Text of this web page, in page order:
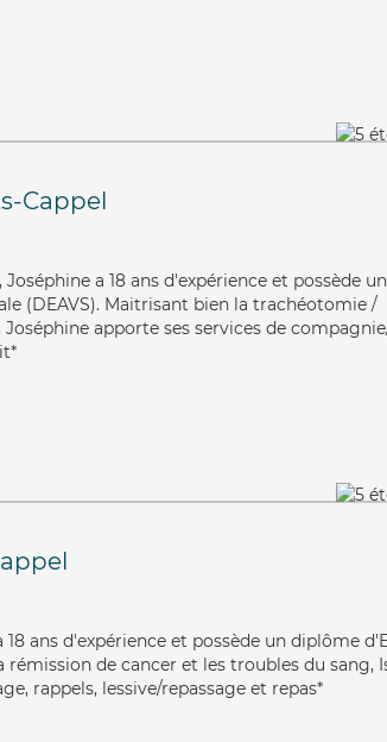
Cappel
a 18 ans d'expérience et possède un
(DEAVS). Maitrisant bien la trachéotomie /
apporte ses services de
18 ans d'expérience et possède un diplôme
de cancer et les troubles du sang,
rappels, lessive/repassage et repas*